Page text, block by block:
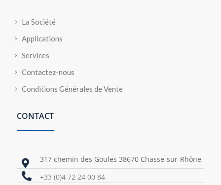
La Société
Applications
Services
Contactez-nous
Conditions Générales de Vente
CONTACT
 317 chemin des Goules 38670 Chasse-sur-Rhône
 +33 (0)4 72 24 00 84